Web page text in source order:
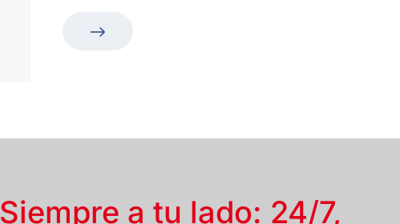
Siempre a tu lado: 24/7,